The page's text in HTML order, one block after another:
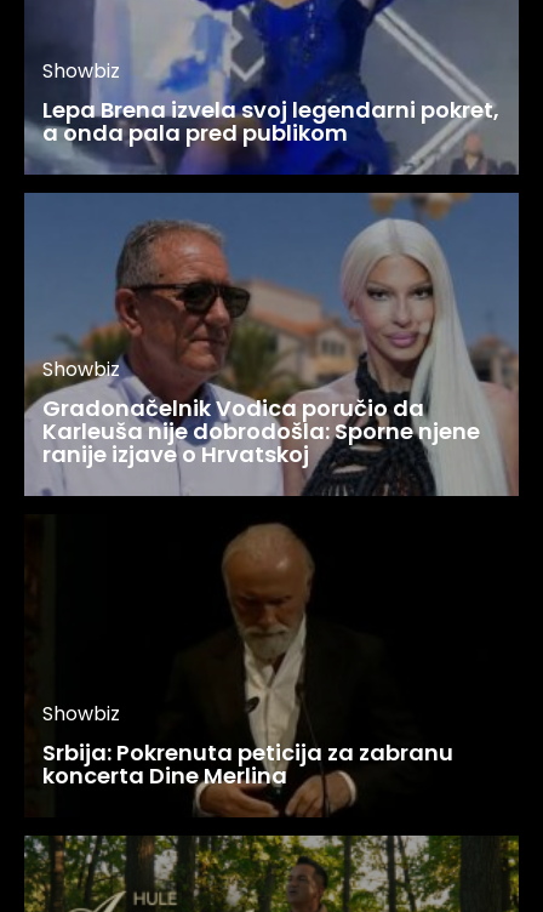
Showbiz
Lepa Brena izvela svoj legendarni pokret,
a onda pala pred publikom
Showbiz
Gradonačelnik Vodica poručio da
Karleuša nije dobrodošla: Sporne njene
ranije izjave o Hrvatskoj
Showbiz
Srbija: Pokrenuta peticija za zabranu
koncerta Dine Merlina